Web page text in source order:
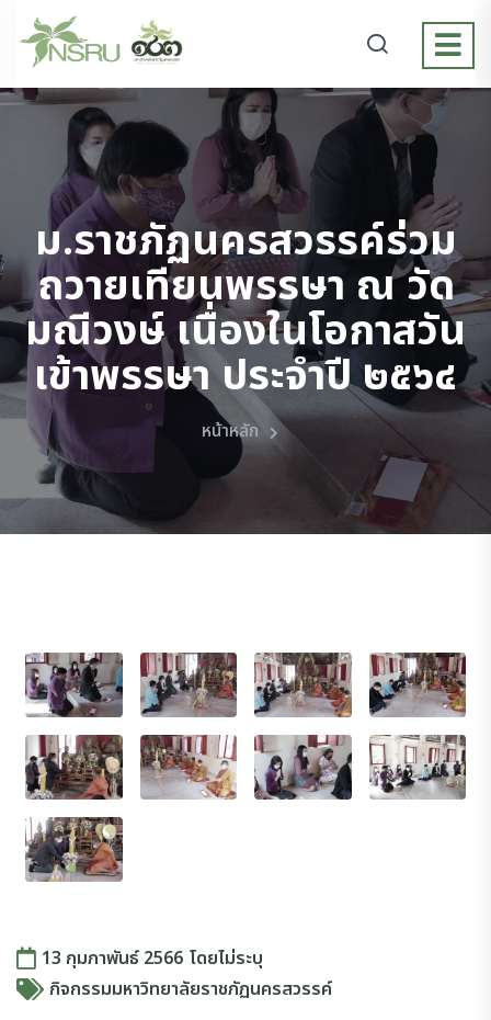
ม.ราชภัฏนครสวรรค์ร่วม
ถวายเทียนพรรษา ณ วัด
มณีวงษ์ เนื่องในโอกาสวัน
เข้าพรรษา ประจำปี ๒๕๖๔
หน้าหลัก
13 กุมภาพันธ์ 2566 โดยไม่ระบุ
กิจกรรมมหาวิทยาลัยราชภัฏนครสวรรค์